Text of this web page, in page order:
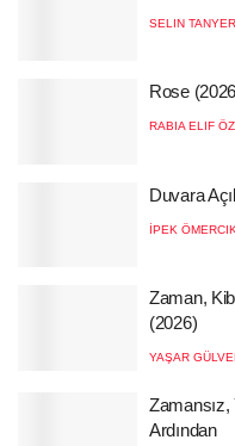
SELIN
Rose
RABIA ELIF
Duvara
İPEK
Zaman,
(2026)
YAŞAR
Zamansız,
Ardından